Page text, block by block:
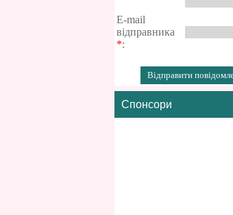
E-mail
відправника
*:
Спонсори